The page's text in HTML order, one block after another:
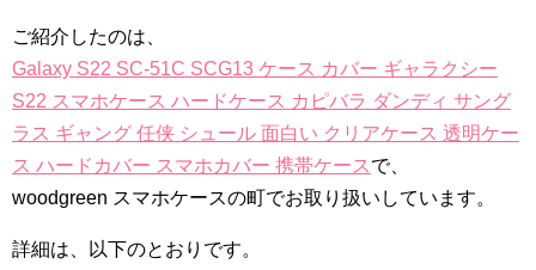
ご紹介したのは、
Galaxy S22 SC-51C SCG13 ケース カバー ギャラクシー
S22 スマホケース ハードケース カピバラ ダンディ サング
ラス ギャング 任侠 シュール 面白い クリアケース 透明ケー
ス ハードカバー スマホカバー 携帯ケース で、
woodgreen スマホケースの町でお取り扱いしています。
詳細は、以下のとおりです。